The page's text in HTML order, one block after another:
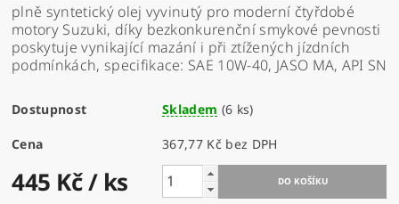
plně syntetický olej vyvinutý pro moderní čtyřdobé
motory Suzuki, díky bezkonkurenční smykové pevnosti
poskytuje vynikající mazání i při ztížených jízdních
podmínkách, specifikace: SAE 10W-40, JASO MA, API SN
Dostupnost Skladem (6 ks)
Cena 367,77 Kč bez DPH
445 Kč/ ks